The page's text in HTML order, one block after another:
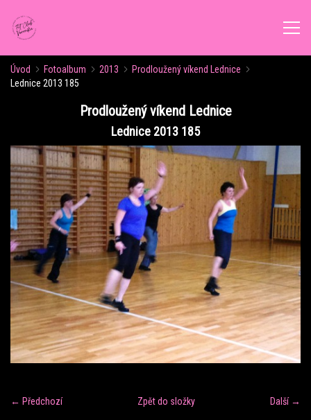
ÚVOD
ROZVRH CVIČENÍ
KALENDÁŘ AKCÍ
FORMY CVIČENÍ
VÝŽIVOVÉ PORADENSTVÍ
FITNESS TRÉNINK
Úvod Fotoalbum 2013
Prodloužený víkend Lednice
Lednice 2013 185
Prodloužený víkend Lednice
Lednice 2013 185
← Předchozí Další →
Zpět do složky